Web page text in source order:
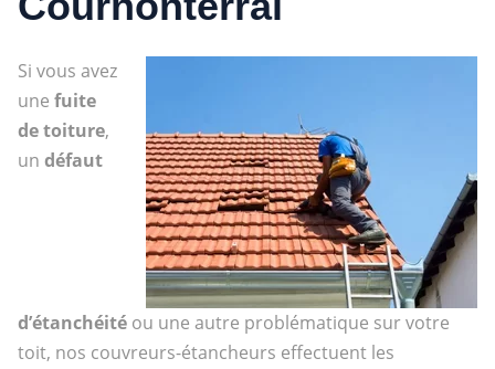
Si vous avez
une fuite
de toiture,
un défaut
d’étanchéitéou une autre problématique sur votre
toit, nos couvreurs-étancheurs effectuent les